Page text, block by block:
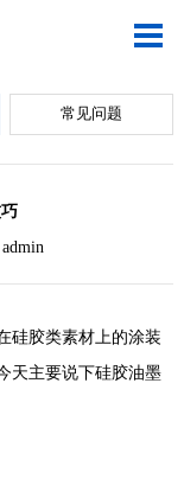
常见问题
admin
硅胶类素材上的涂装
天主要说下硅胶油墨